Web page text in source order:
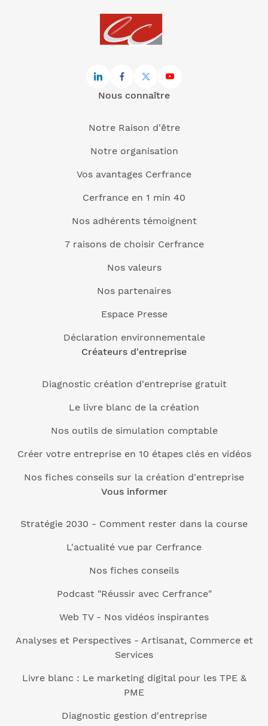
Nous connaître
Notre Raison d'être
Notre organisation
Vos avantages Cerfrance
Cerfrance en 1 min 40
Nos adhérents témoignent
7 raisons de choisir Cerfrance
Nos valeurs
Nos partenaires
Espace Presse
Déclaration environnementale
Créateurs d'entreprise
Diagnostic création d'entreprise gratuit
Le livre blanc de la création
Nos outils de simulation comptable
Créer votre entreprise en 10 étapes clés en vidéos
Nos fiches conseils sur la création d'entreprise
Vous informer
Stratégie 2030 - Comment rester dans la course
L'actualité vue par Cerfrance
Nos fiches conseils
Podcast "Réussir avec Cerfrance"
Web TV - Nos vidéos inspirantes
Analyses et Perspectives - Artisanat, Commerce et
Services
Livre blanc : Le marketing digital pour les TPE &
PME
Diagnostic gestion d'entreprise